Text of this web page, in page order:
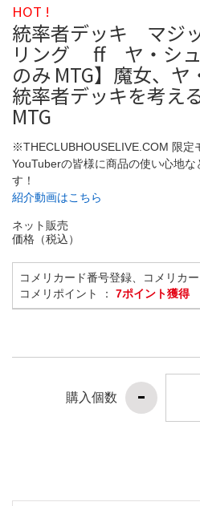
HOT !
統率者デッキ マジ
リング ff ヤ・シュ
のみ MTG】魔女、
統率者デッキを考え
MTG
※THECLUBHOUSELIVE.COM 限定
YouTuberの皆様に商品の使い心地
す！
紹介動画はこちら
ネット販売
価格（税込）
コメリカード番号登録、コメリカ
コメリポイント ： 7ポイント獲得
購入個数